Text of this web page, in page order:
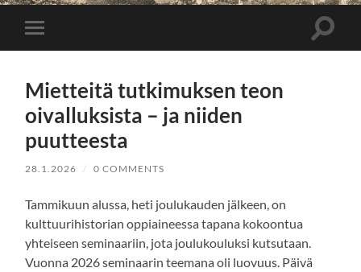
Toggle
mobile
Toggle
Mietteitä tutkimuksen teon
oivalluksista – ja niiden
puutteesta
28.1.2026 / 0 COMMENTS
Tammikuun alussa, heti joulukauden jälkeen, on
kulttuurihistorian oppiaineessa tapana kokoontua
yhteiseen seminaariin, jota joulukouluksi kutsutaan.
Vuonna 2026 seminaarin teemana oli luovuus. Päivä